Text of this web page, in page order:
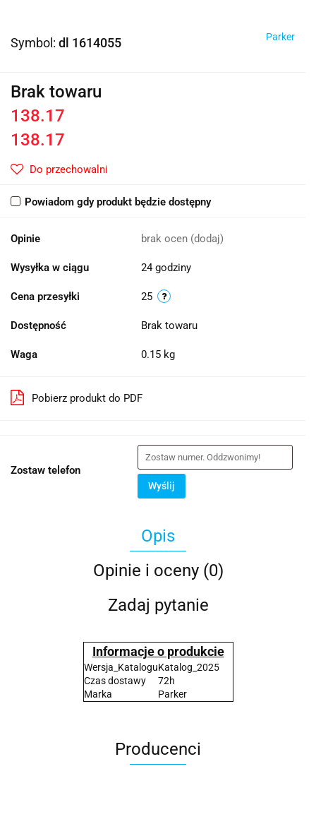
Symbol: dl 1614055 Parker
Brak towaru
138.17
138.17
Do przechowalni
Powiadom gdy produkt będzie dostępny
Opinie brak ocen (dodaj)
Wysyłka w ciągu 24 godziny
Cena przesyłki 25
Dostępność Brak towaru
Waga 0.15 kg
Pobierz produkt do PDF
Zostaw telefon
Wyślij
Opis
Opinie i oceny (0)
Zadaj pytanie
Informacje o produkcie
Wersja_KataloguKatalog_2025
Czas dostawy
72h
Marka
Parker
Producenci